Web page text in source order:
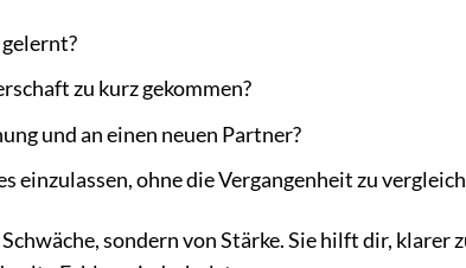
zu kurz gekommen?
und an einen neuen Partner?
einzulassen, ohne die Vergangenheit zu
sondern von Stärke. Sie hilft dir, klarer